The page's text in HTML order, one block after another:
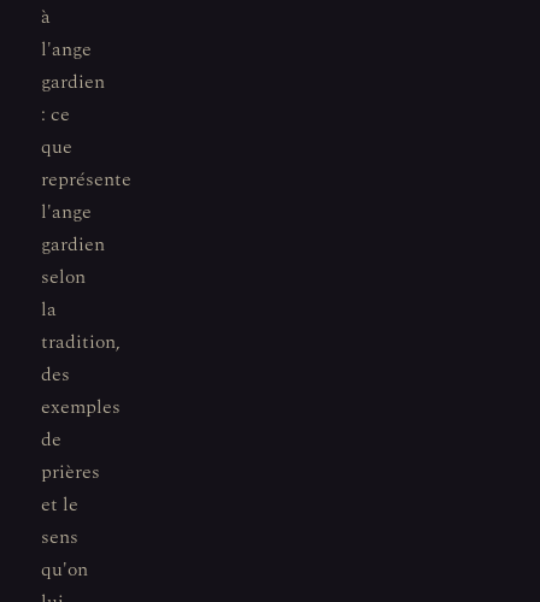
à
l'ange
gardien
: ce
que
représente
l'ange
gardien
selon
la
tradition,
des
exemples
de
prières
et le
sens
qu'on